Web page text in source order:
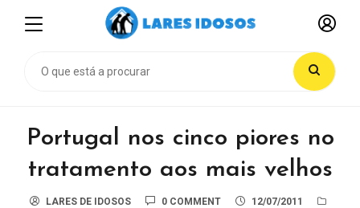
Portugal nos cinco piores no
tratamento aos mais velhos
LARES DE IDOSOS 0 COMMENT
12/07/2011